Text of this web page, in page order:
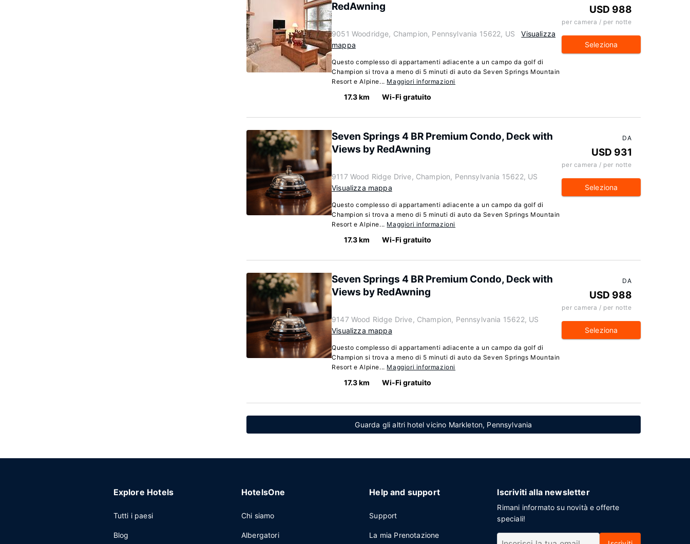
RedAwning
9051 Woodridge, Champion, Pennsylvania 15622, US
Visualizza
mappa
Questo complesso di appartamenti adiacente a un campo da golf di
Champion si trova a meno di 5 minuti di auto da Seven Springs Mountain
Resort e Alpine... Maggiori informazioni
17.3 km Wi-Fi gratuito
USD 988
per camera / per notte
Seleziona
Seven Springs 4 BR Premium Condo, Deck with
Views by RedAwning
9117 Wood Ridge Drive, Champion, Pennsylvania 15622, US
Visualizza mappa
Questo complesso di appartamenti adiacente a un campo da golf di
Champion si trova a meno di 5 minuti di auto da Seven Springs Mountain
Resort e Alpine... Maggiori informazioni
17.3 km Wi-Fi gratuito
DA
USD 931
per camera / per notte
Seleziona
Seven Springs 4 BR Premium Condo, Deck with
Views by RedAwning
9147 Wood Ridge Drive, Champion, Pennsylvania 15622, US
Visualizza mappa
Questo complesso di appartamenti adiacente a un campo da golf di
Champion si trova a meno di 5 minuti di auto da Seven Springs Mountain
Resort e Alpine... Maggiori informazioni
17.3 km Wi-Fi gratuito
DA
USD 988
per camera / per notte
Seleziona
Guarda gli altri hotel vicino Markleton, Pennsylvania
Explore Hotels
Tutti i paesi
Blog
HotelsOne
Chi siamo
Albergatori
Help and support
Support
La mia Prenotazione
Iscriviti alla newsletter
Rimani informato su novità e offerte
speciali!